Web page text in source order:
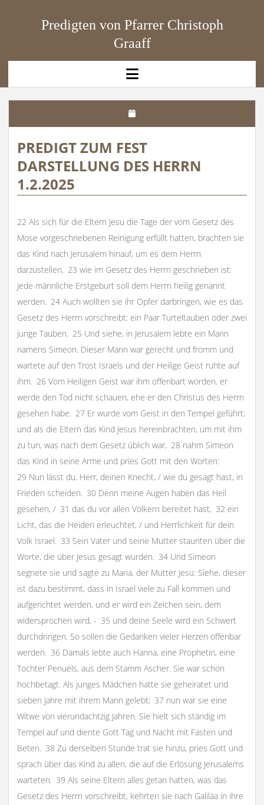
Predigten von Pfarrer Christoph
Graaff
open
menu
PREDIGT ZUM FEST
DARSTELLUNG DES HERRN
1.2.2025
22 Als sich für die Eltern Jesu die Tage der vom Gesetz des
Mose vorgeschriebenen Reinigung erfüllt hatten, brachten sie
das Kind nach Jerusalem hinauf, um es dem Herrn
darzustellen, 23 wie im Gesetz des Herrn geschrieben ist:
Jede männliche Erstgeburt soll dem Herrn heilig genannt
werden. 24 Auch wollten sie ihr Opfer darbringen, wie es das
Gesetz des Herrn vorschreibt: ein Paar Turteltauben oder zwei
junge Tauben. 25 Und siehe, in Jerusalem lebte ein Mann
namens Simeon. Dieser Mann war gerecht und fromm und
wartete auf den Trost Israels und der Heilige Geist ruhte auf
ihm. 26 Vom Heiligen Geist war ihm offenbart worden, er
werde den Tod nicht schauen, ehe er den Christus des Herrn
gesehen habe. 27 Er wurde vom Geist in den Tempel geführt;
und als die Eltern das Kind Jesus hereinbrachten, um mit ihm
zu tun, was nach dem Gesetz üblich war, 28 nahm Simeon
das Kind in seine Arme und pries Gott mit den Worten:
29 Nun lässt du, Herr, deinen Knecht, / wie du gesagt hast, in
Frieden scheiden. 30 Denn meine Augen haben das Heil
gesehen, / 31 das du vor allen Völkern bereitet hast, 32 ein
Licht, das die Heiden erleuchtet, / und Herrlichkeit für dein
Volk Israel. 33 Sein Vater und seine Mutter staunten über die
Worte, die über Jesus gesagt wurden. 34 Und Simeon
segnete sie und sagte zu Maria, der Mutter Jesu: Siehe, dieser
ist dazu bestimmt, dass in Israel viele zu Fall kommen und
aufgerichtet werden, und er wird ein Zeichen sein, dem
widersprochen wird, - 35 und deine Seele wird ein Schwert
durchdringen. So sollen die Gedanken vieler Herzen offenbar
werden. 36 Damals lebte auch Hanna, eine Prophetin, eine
Tochter Penuëls, aus dem Stamm Ascher. Sie war schon
hochbetagt. Als junges Mädchen hatte sie geheiratet und
sieben Jahre mit ihrem Mann gelebt; 37 nun war sie eine
Witwe von vierundachtzig Jahren. Sie hielt sich ständig im
Tempel auf und diente Gott Tag und Nacht mit Fasten und
Beten. 38 Zu derselben Stunde trat sie hinzu, pries Gott und
sprach über das Kind zu allen, die auf die Erlösung Jerusalems
warteten. 39 Als seine Eltern alles getan hatten, was das
Gesetz des Herrn vorschreibt, kehrten sie nach Galiläa in ihre